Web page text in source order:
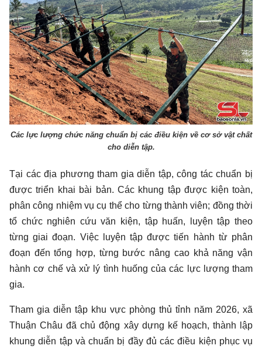
Các lực lượng chức năng chuẩn bị các điều kiện về cơ sở vật chất
cho diễn tập.
Tại các địa phương tham gia diễn tập, công tác chuẩn bị
được triển khai bài bản. Các khung tập được kiện toàn,
phân công nhiệm vụ cụ thể cho từng thành viên; đồng thời
tổ chức nghiên cứu văn kiện, tập huấn, luyện tập theo
từng giai đoạn. Việc luyện tập được tiến hành từ phân
đoạn đến tổng hợp, từng bước nâng cao khả năng vận
hành cơ chế và xử lý tình huống của các lực lượng tham
gia.
Tham gia diễn tập khu vực phòng thủ tỉnh năm 2026, xã
Thuận Châu đã chủ động xây dựng kế hoạch, thành lập
khung diễn tập và chuẩn bị đầy đủ các điều kiện phục vụ